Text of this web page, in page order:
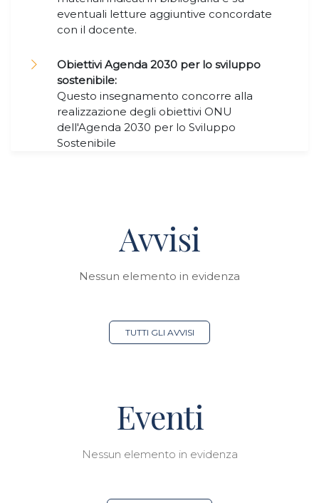
eventuali letture aggiuntive concordate
con il docente.
Obiettivi Agenda 2030 per lo sviluppo
sostenibile:
Questo insegnamento concorre alla
realizzazione degli obiettivi ONU
dell'Agenda 2030 per lo Sviluppo
Sostenibile
Avvisi
Nessun elemento in evidenza
TUTTI GLI AVVISI
Eventi
Nessun elemento in evidenza